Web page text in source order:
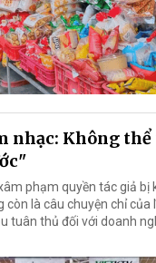
nhạc: Không
phạm quyền tác giả bị
còn là câu chuyện chỉ
tuân thủ đối với doanh